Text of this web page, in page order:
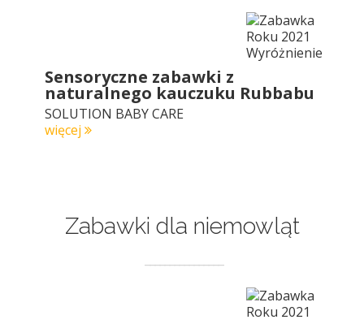
Sensoryczne zabawki z
naturalnego kauczuku Rubbabu
SOLUTION BABY CARE
więcej
Zabawki dla niemowląt